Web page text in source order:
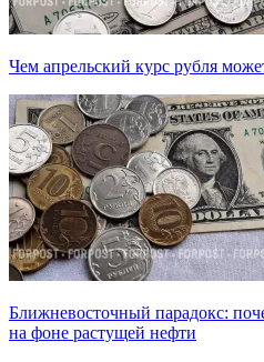
Чем апрельский курс рубля
Ближневосточный парадокс:
на фоне растущей нефти